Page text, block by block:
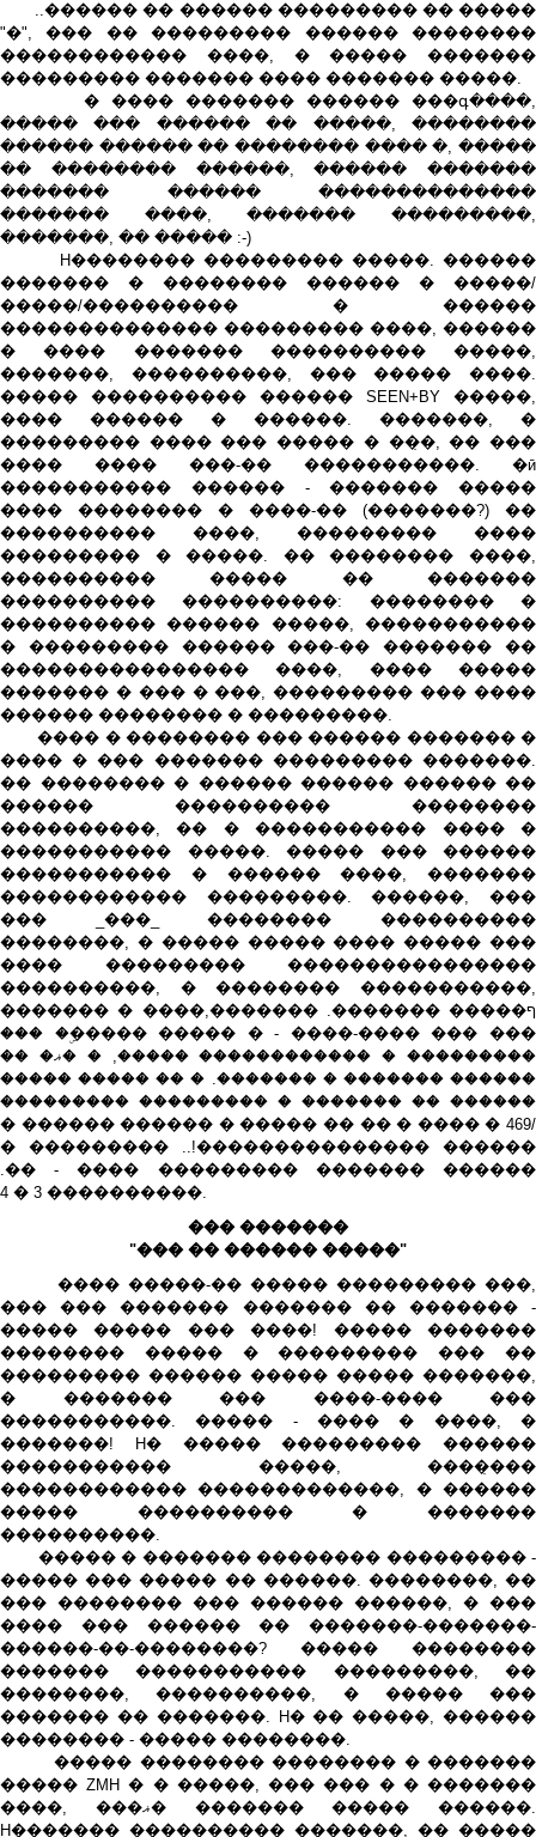
..������ �� ������ ��������� �� �����
"�", ��� �� ��������� ������ ��������
������������ ����, � ����� �������
��������� ������� ���� ������� �����.
� ���� ������� ������ ���գ����,
����� ��� ������ �� �����, ��������
������ ������ �� �������� ���� �, �����
�� �������� ������, ������ �������
������� ������ ��������������
������� ����, ������� ���������,
�������, �� ����� :-)
H�������� ��������� �����. ������
������� � �������� ������ � �����/
�����/���������� � ������
�������������� ��������� ����, ������
� ���� ������� ���������� �����,
�������, ����������, ��� ����� ����.
����� ���������� ������ SEEN+BY �����,
���� ������ � ������. �������, �
��������� ���� ��� ����� � ��̣�, �� ���
���� ���� ���-�� �����������. �ӣ
����������� ������ - ������� �����
���� �������� � ����-�� (�������?) ��
���������� ����, ��������� ����
��������� � �����. �� �������� ����,
���������� ����� �� �������
���������� ����������: �������� �
���������� ������ �����, �����������
� ��������� ������ ���-�� ������� ��
���������������� ����, ���� �����
������� � ��� � ���, ��������� ��� ����
������ �������� � ���������.
���� � �������� ��� ������ ������� �
���� � ��� ������� ��������� �������.
�� �������� � ������ ������ ������ ��
������ ���������� ��������
����������, �� � ����������� ���� �
����������� �����. ����� ��� ������
����������� � ������ ����, �������
������������ ���������. ������, ���
��� _���_ �������� ����������
��������, � ����� ����� ���� ����� ���
���� ��������� ����������������
����������, � �������� �����������,
������� � ����ף����� �������. �������,
��� ��� ����-���� - � ����� �����ۣ� ���
��������� � ������������ �����, � �ޣ� ��
������ ������� � �������. � �� ����� �����
������ �� ������� � ��������� ���������
/469 � ���� � �� �� ����� � ������ ������ �
������ ���������������!.. ��������� �
������ ������� ��������� ���� - ��.
���������� 3 � 4.
��� �������
"��� �� ������ �����"
���� �����-�� ����� ��������� ���,
��� ��� ������� ������� �� ������� -
����� ����� ��� ����! ����� �������
�������� ����� � ��������� ��� ��
��������� ������ ����� ����� �������,
� ������� ��� ����-���� ���
�����������. ����� - ���� � ����, �
�������! H� ����� ��������� ������
����������� �����, ����̣���
������������ �������������, � ������
����� ���������� � �������
����������.
����� � ������� �������� ��������� -
����� ��� ����� �� ������. ��������, ��
��� �������� ��� ������ ������, � ���
���� ��� ������ �� �������-�������-
������-��-��������? ����� ��������
������� ����������� ���������, ��
��������, ����������, � ����� ���
������� �� �������. H� �� �����, ������
�������� - ����� ��������.
����� �������� �������� � �������
����� ZMH � � �����, ��� ��� � � �������
����, ���ޣ� ������� ����� ������.
H������� ���������� �������, �� �����